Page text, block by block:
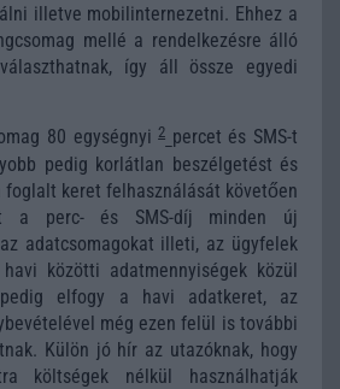
illetve mobilinternezetni. Ehhez a
mellé a rendelkezésre álló
így áll össze egyedi
80 egységnyi2 percet és SMS-t
pedig korlátlan beszélgetést és
foglalt keret felhasználását követően
a perc- és SMS-díj minden új
adatcsomagokat illeti, az ügyfelek
közötti adatmennyiségek közül
elfogy a havi adatkeret, az
még ezen felül is további
Külön jó hír az utazóknak, hogy
költségek nélkül használhatják